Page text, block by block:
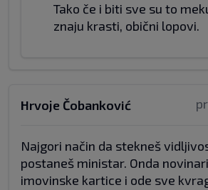
Tako če i biti sve su to
znaju krasti, obični lopovi.
Hrvoje Čobanković
Najgori način da stekneš
postaneš ministar. Onda
imovinske kartice i ode sve